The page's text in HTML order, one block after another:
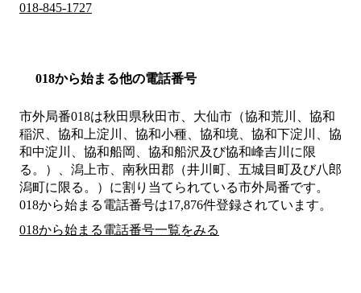
018-845-1727
018から始まる他の電話番号
市外局番018は秋田県秋田市、大仙市（協和荒川、協和
稲沢、協和上淀川、協和小種、協和境、協和下淀川、協
和中淀川、協和船岡、協和船沢及び協和峰吉川に限
る。）、潟上市、南秋田郡（井川町、五城目町及び八郎
潟町に限る。） に割り当てられている市外局番です。
018から始まる電話番号は17,876件登録されています。
018から始まる電話番号一覧をみる